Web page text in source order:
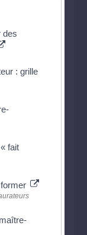
des
: grille
fait